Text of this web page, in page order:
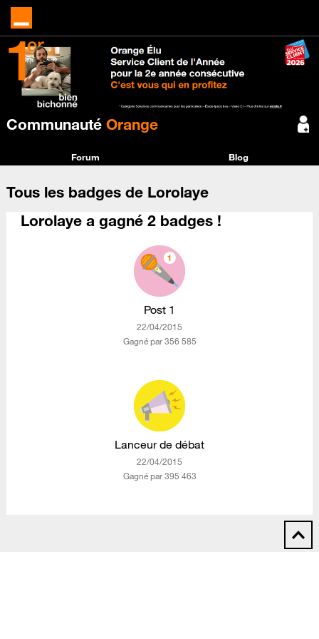
Communauté Orange
Forum Blog
Tous les badges de Lorolaye
Lorolaye a gagné 2 badges !
Post 1
‎22/04/2015
Gagné par 356 585
Lanceur de débat
‎22/04/2015
Gagné par 395 463